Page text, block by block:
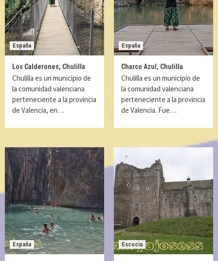
España
Los Calderones, Chulilla
Chulilla es un municipio de
la comunidad valenciana
perteneciente a la provincia
de Valencia, en…
España
Charco Azul, Chulilla
Chulilla es un municipio de
la comunidad valenciana
perteneciente a la provincia
de Valencia. Fue…
España Escocia